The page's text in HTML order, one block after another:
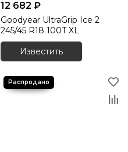
12 682 ₽
Goodyear UltraGrip Ice 2
245/45 R18 100T XL
Известить